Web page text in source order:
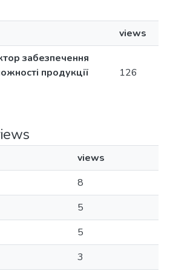
views
забезпечення
продукції
126
views
8
5
5
3